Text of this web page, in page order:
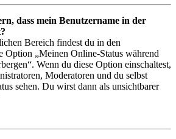
dass mein Benutzername in der
Bereich findest du in den
Option „Meinen Online-Status während
Wenn du diese Option einschaltest,
Moderatoren und du selbst
sehen. Du wirst dann als unsichtbarer